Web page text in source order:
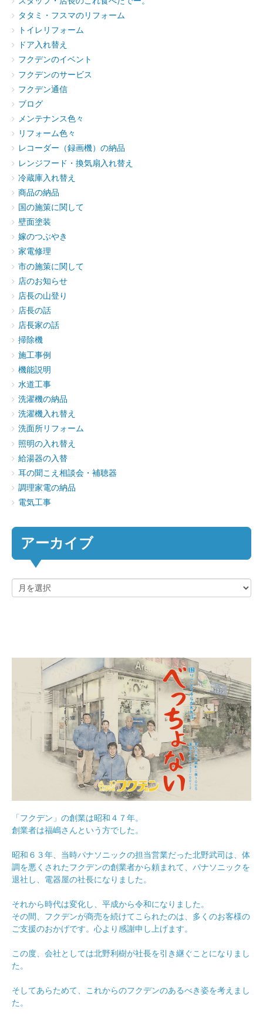
タタミ・フスマのリフォーム
トイレリフォーム
ドア入れ替え
フクデンのイベント
フクデンのサービス
フクデン通信
ブログ
メンテナンス色々
リフォーム色々
レコーダー（録画機）の納品
レンジフード・換気扇入れ替え
冷蔵庫入れ替え
商品の納品
国の施策に関して
壁面塗装
嫁のつぶやき
家電修理
市の施策に関して
店のお知らせ
店長の山登り
店長の話
店長家の話
掃除機
施工事例
機能説明
水道工事
洗濯機の納品
洗濯機入れ替え
洗面所リフォーム
照明の入れ替え
給湯器の入替
耳の聞こえ相談会・補聴器
調理家電の納品
電気工事
アーカイブ
「フクデン」の創業は昭和４７年。
創業者は福嶋さんという方でした。
昭和６３年、当時パナソニックの担当営業だった北野武司は、体
調を悪くされたフクデンの創業者から頼まれて、パナソニックを
退社し、電器屋の社長になりました。
それから時代は変化し、平成から令和になりました。
その間、フクデンが商売を続けてこられたのは、多くのお客様の
ご支援のおかげです。心より感謝申し上げます。
この度、会社としては北野利樹が社長を引き継ぐことになりまし
た。
そしてあらためて、これからのフクデンのあるべき姿を考えまし
た。